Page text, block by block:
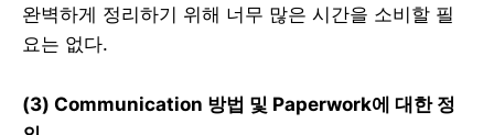
완벽하게 정리하기 위해 너무 많은 시간을 소비할 필
요는 없다.
(3) Communication 방법 및 Paperwork에 대한 정